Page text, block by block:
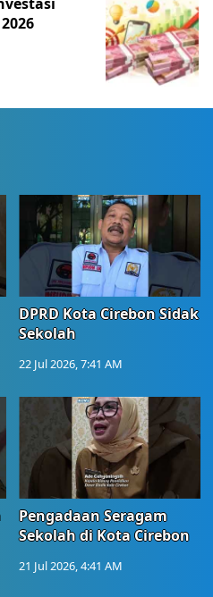
DPRD Kota Cirebon Sidak
Sekolah
22 Jul 2026, 7:41 AM
Pengadaan Seragam
Sekolah di Kota Cirebon
21 Jul 2026, 4:41 AM